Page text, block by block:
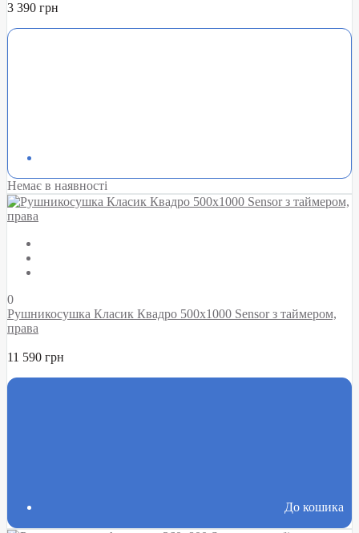
3 390 грн
Немає в наявності
0
Рушникосушка Класик Квадро 500х1000 Sensor з таймером,
права
11 590 грн
До кошика